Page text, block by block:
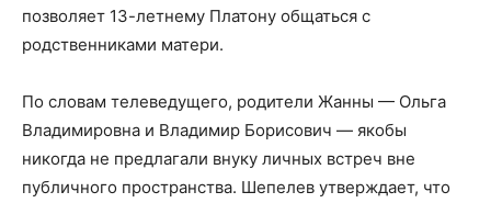
позволяет 13-летнему Платону общаться с
родственниками матери.
По словам телеведущего, родители Жанны — Ольга
Владимировна и Владимир Борисович — якобы
никогда не предлагали внуку личных встреч вне
публичного пространства. Шепелев утверждает, что